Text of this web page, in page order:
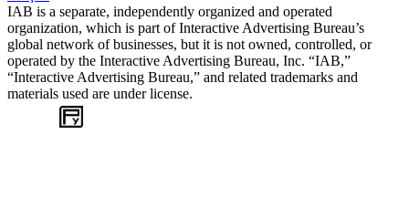
IAB is a separate, independently organized and operated
organization, which is part of Interactive Advertising Bureau’s
global network of businesses, but it is not owned, controlled, or
operated by the Interactive Advertising Bureau, Inc. “IAB,”
“Interactive Advertising Bureau,” and related trademarks and
materials used are under license.